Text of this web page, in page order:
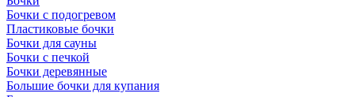
Бочки с подогревом
Пластиковые бочки
Бочки для сауны
Бочки с печкой
Бочки деревянные
Большие бочки для купания